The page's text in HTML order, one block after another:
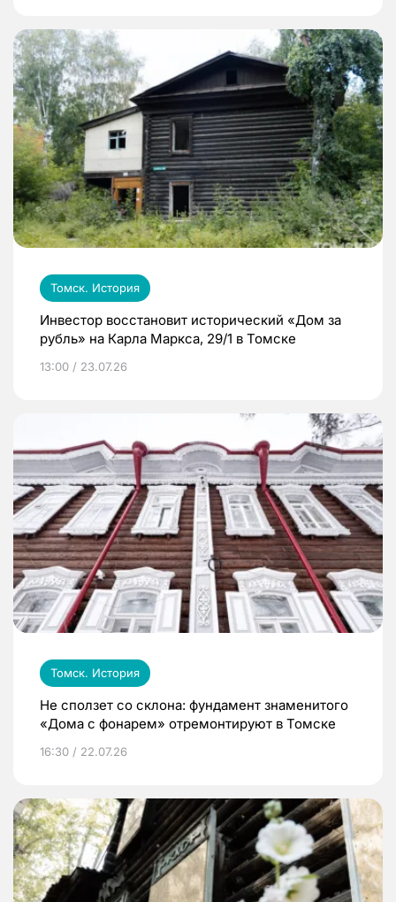
Томск. История
Инвестор восстановит исторический «Дом за
рубль» на Карла Маркса, 29/1 в Томске
13:00 / 23.07.26
Томск. История
Не сползет со склона: фундамент знаменитого
«Дома с фонарем» отремонтируют в Томске
16:30 / 22.07.26